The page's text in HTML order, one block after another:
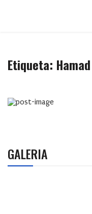
Etiqueta:
GALERIA